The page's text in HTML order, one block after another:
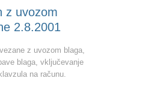
z uvozom
2.8.2001
z uvozom blaga,
blaga, vključevanje
na računu.